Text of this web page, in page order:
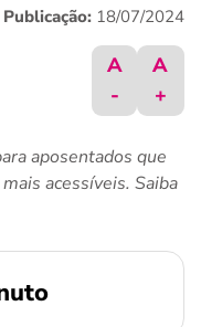
Publicação: 18/07/2024
A
-
A
+
aposentados que
acessíveis. Saiba